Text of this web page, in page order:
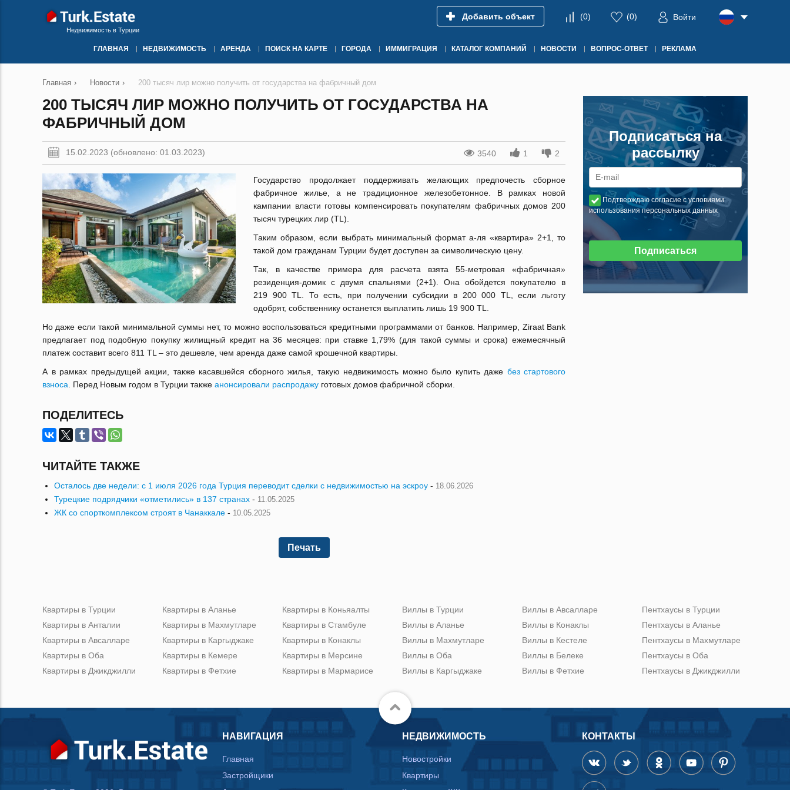
Недвижимость в Турции
Добавить объект (0) (0) Войти
ГЛАВНАЯ НЕДВИЖИМОСТЬ АРЕНДА ПОИСК НА КАРТЕ ГОРОДА ИММИГРАЦИЯ КАТАЛОГ КОМПАНИЙ НОВОСТИ ВОПРОС-ОТВЕТ РЕКЛАМА
Главная › Новости › 200 тысяч лир можно получить от государства на фабричный дом
200 ТЫСЯЧ ЛИР МОЖНО ПОЛУЧИТЬ ОТ ГОСУДАРСТВА НА
ФАБРИЧНЫЙ ДОМ
15.02.2023 (обновлено: 01.03.2023) 3540 1 2
Государство продолжает поддерживать желающих предпочесть сборное
фабричное жилье, а не традиционное железобетонное. В рамках новой
кампании власти готовы компенсировать покупателям фабричных домов 200
тысяч турецких лир (TL).
Таким образом, если выбрать минимальный формат а-ля «квартира» 2+1, то
такой дом гражданам Турции будет доступен за символическую цену.
Так, в качестве примера для расчета взята 55-метровая «фабричная»
резиденция-домик с двумя спальнями (2+1). Она обойдется покупателю в
219 900 TL. То есть, при получении субсидии в 200 000 TL, если льготу
одобрят, cобственнику останется выплатить лишь 19 900 TL.
Но даже если такой минимальной суммы нет, то можно воспользоваться кредитными программами от банков. Например, Ziraat Bank
предлагает под подобную покупку жилищный кредит на 36 месяцев: при ставке 1,79% (для такой суммы и срока) ежемесячный
платеж составит всего 811 TL – это дешевле, чем аренда даже самой крошечной квартиры.
А в рамках предыдущей акции, также касавшейся сборного жилья, такую недвижимость можно было купить даже без стартового
взноса . Перед Новым годом в Турции также анонсировали распродажу готовых домов фабричной сборки.
ПОДЕЛИТЕСЬ
ЧИТАЙТЕ ТАКЖЕ
Осталось две недели: с 1 июля 2026 года Турция переводит сделки с недвижимостью на эскроу - 18.06.2026
Турецкие подрядчики «отметились» в 137 странах - 11.05.2025
ЖК со спорткомплексом строят в Чанаккале - 10.05.2025
Печать
Подписаться на
рассылку
Подтверждаю согласие с условиями
использования персональных данных
Подписаться
Квартиры в Турции
Квартиры в Анталии
Квартиры в Авсалларе
Квартиры в Оба
Квартиры в Джикджилли
Квартиры в Аланье
Квартиры в Махмутларе
Квартиры в Каргыджаке
Квартиры в Кемере
Квартиры в Фетхие
Квартиры в Коньяалты
Квартиры в Стамбуле
Квартиры в Конаклы
Квартиры в Мерсине
Квартиры в Мармарисе
Виллы в Турции
Виллы в Аланье
Виллы в Махмутларе
Виллы в Оба
Виллы в Каргыджаке
Виллы в Авсалларе
Виллы в Конаклы
Виллы в Кестеле
Виллы в Белеке
Виллы в Фетхие
Пентхаусы в Турции
Пентхаусы в Аланье
Пентхаусы в Махмутларе
Пентхаусы в Оба
Пентхаусы в Джикджилли
НАВИГАЦИЯ
Главная
Застройщики
НЕДВИЖИМОСТЬ
Новостройки
Квартиры
КОНТАКТЫ